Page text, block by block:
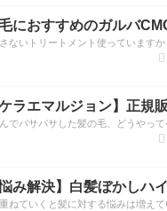
ないトリートメント使っていますか
でパサパサした髪の毛、どうやって
ねていくと髪に対する悩みは増えて